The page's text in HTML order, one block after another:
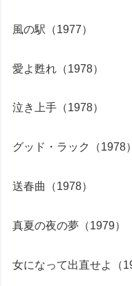
風の駅（1977）
愛よ甦れ（1978）
泣き上手（1978）
グッド・ラック（1978）
送春曲（1978）
真夏の夜の夢（1979）
女になって出直せよ（